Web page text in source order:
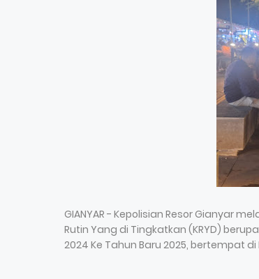
GIANYAR - Kepolisian Resor Gianyar
Rutin Yang di Tingkatkan (KRYD)
2024 Ke Tahun Baru 2025, bertempat